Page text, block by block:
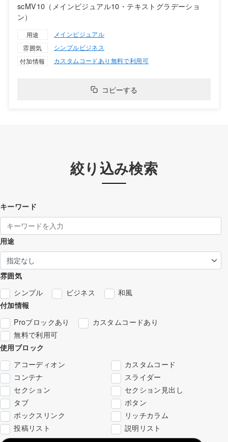
scMV10（メインビジュアル10・テキストグラデーショ
ン）
用途
メインビジュアル
雰囲気
シンプルビジネス
付加情報
カスタムコードあり 無料で利用可
コピーする
絞り込み検索
キーワード
用途
雰囲気
シンプル
ビジネス
和風
付加情報
Proブロックあり
カスタムコードあり
無料で利用可
使用ブロック
アコーディオン
カスタムコード
コンテナ
スライダー
セクション
セクション見出し
タブ
ボタン
ボックスリンク
リッチカラム
投稿リスト
説明リスト